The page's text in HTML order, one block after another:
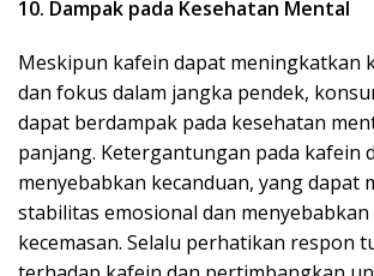
10. Dampak pada Kesehatan Mental
Meskipun kafein dapat meningkatkan
dan fokus dalam jangka pendek,
dapat berdampak pada kesehatan
panjang. Ketergantungan pada kafein
menyebabkan kecanduan, yang dapat
stabilitas emosional dan menyebabkan
kecemasan. Selalu perhatikan respon